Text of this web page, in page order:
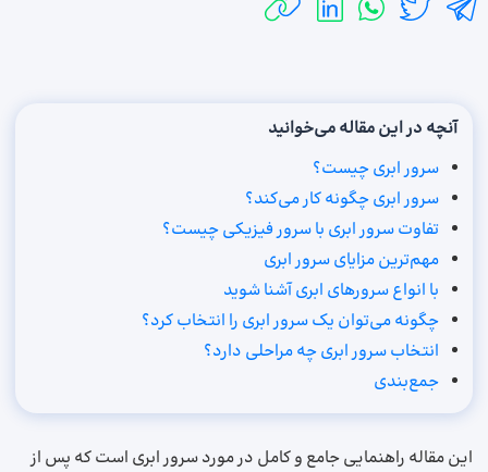
آنچه در این مقاله می‌خوانید
سرور ابری چیست؟
سرور ابری چگونه کار می‌کند؟
تفاوت سرور ابری با سرور فیزیکی چیست؟
مهم‌ترین مزایای سرور ابری
با انواع سرورهای ابری آشنا شوید
چگونه می‌توان یک سرور ابری را انتخاب کرد؟
انتخاب سرور ابری چه مراحلی دارد؟
جمع‌بندی
این مقاله راهنمایی جامع و کامل در مورد سرور ابری است که پس از